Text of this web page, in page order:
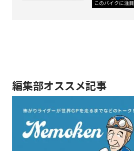
このバイクに注目
編集部オススメ記事